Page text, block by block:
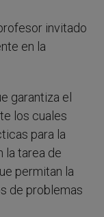
invitado
en la
garantiza el
los cuales
para la
la tarea de
permitan la
de problemas